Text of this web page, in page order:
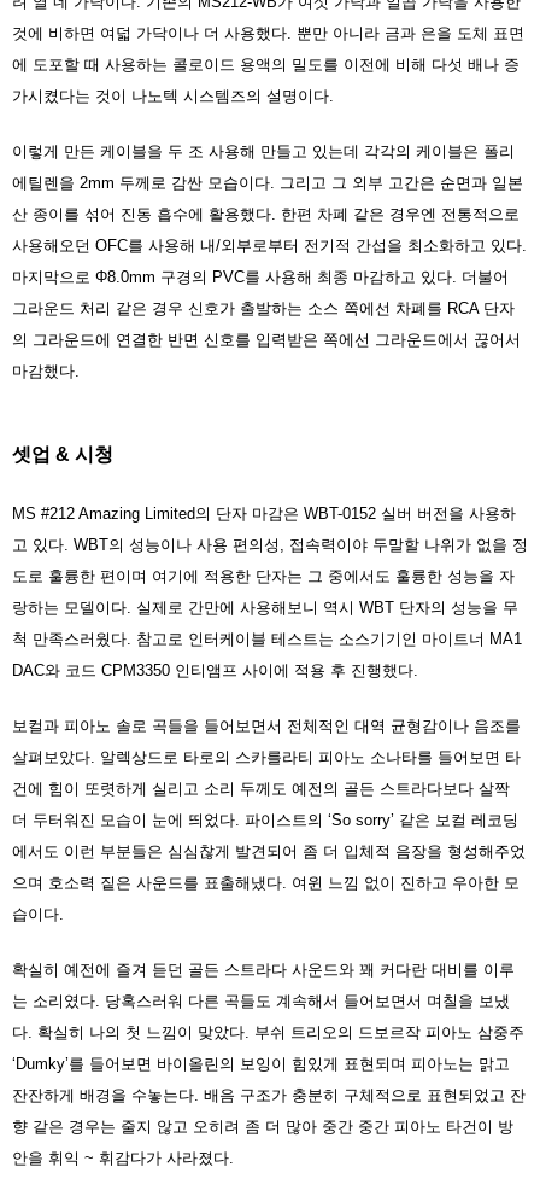
것에 비하면 여덟 가닥이나 더 사용했다. 뿐만 아니라 금과 은을 도체 표면
에 도포할 때 사용하는 콜로이드 용액의 밀도를 이전에 비해 다섯 배나 증
가시켰다는 것이 나노텍 시스템즈의 설명이다.
이렇게 만든 케이블을 두 조 사용해 만들고 있는데 각각의 케이블은 폴리
에틸렌을 2mm 두께로 감싼 모습이다. 그리고 그 외부 고간은 순면과 일본
산 종이를 섞어 진동 흡수에 활용했다. 한편 차폐 같은 경우엔 전통적으로
사용해오던 OFC를 사용해 내/외부로부터 전기적 간섭을 최소화하고 있다.
마지막으로 Φ8.0mm 구경의 PVC를 사용해 최종 마감하고 있다. 더불어
그라운드 처리 같은 경우 신호가 출발하는 소스 쪽에선 차폐를 RCA 단자
의 그라운드에 연결한 반면 신호를 입력받은 쪽에선 그라운드에서 끊어서
마감했다.
셋업 & 시청
MS #212 Amazing Limited의 단자 마감은 WBT-0152 실버 버전을 사용하
고 있다. WBT의 성능이나 사용 편의성, 접속력이야 두말할 나위가 없을 정
도로 훌륭한 편이며 여기에 적용한 단자는 그 중에서도 훌륭한 성능을 자
랑하는 모델이다. 실제로 간만에 사용해보니 역시 WBT 단자의 성능을 무
척 만족스러웠다. 참고로 인터케이블 테스트는 소스기기인 마이트너 MA1
DAC와 코드 CPM3350 인티앰프 사이에 적용 후 진행했다.
보컬과 피아노 솔로 곡들을 들어보면서 전체적인 대역 균형감이나 음조를
살펴보았다. 알렉상드로 타로의 스카를라티 피아노 소나타를 들어보면 타
건에 힘이 또렷하게 실리고 소리 두께도 예전의 골든 스트라다보다 살짝
더 두터워진 모습이 눈에 띄었다. 파이스트의 ‘So sorry’ 같은 보컬 레코딩
에서도 이런 부분들은 심심찮게 발견되어 좀 더 입체적 음장을 형성해주었
으며 호소력 짙은 사운드를 표출해냈다. 여윈 느낌 없이 진하고 우아한 모
습이다.
확실히 예전에 즐겨 듣던 골든 스트라다 사운드와 꽤 커다란 대비를 이루
는 소리였다. 당혹스러워 다른 곡들도 계속해서 들어보면서 며칠을 보냈
다. 확실히 나의 첫 느낌이 맞았다. 부쉬 트리오의 드보르작 피아노 삼중주
‘Dumky’를 들어보면 바이올린의 보잉이 힘있게 표현되며 피아노는 맑고
잔잔하게 배경을 수놓는다. 배음 구조가 충분히 구체적으로 표현되었고 잔
향 같은 경우는 줄지 않고 오히려 좀 더 많아 중간 중간 피아노 타건이 방
안을 휘익 ~ 휘감다가 사라졌다.